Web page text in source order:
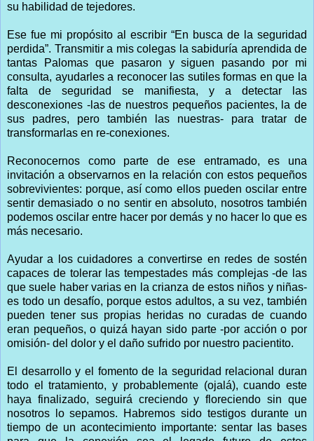
su habilidad de tejedores.
Ese fue mi propósito al escribir “En busca de la seguridad
perdida”. Transmitir a mis colegas la sabiduría aprendida de
tantas Palomas que pasaron y siguen pasando por mi
consulta, ayudarles a reconocer las sutiles formas en que la
falta de seguridad se manifiesta, y a detectar las
desconexiones -las de nuestros pequeños pacientes, la de
sus padres, pero también las nuestras- para tratar de
transformarlas en re-conexiones.
Reconocernos como parte de ese entramado, es una
invitación a observarnos en la relación con estos pequeños
sobrevivientes: porque, así como ellos pueden oscilar entre
sentir demasiado o no sentir en absoluto, nosotros también
podemos oscilar entre hacer por demás y no hacer lo que es
más necesario.
Ayudar a los cuidadores a convertirse en redes de sostén
capaces de tolerar las tempestades más complejas -de las
que suele haber varias en la crianza de estos niños y niñas-
es todo un desafío, porque estos adultos, a su vez, también
pueden tener sus propias heridas no curadas de cuando
eran pequeños, o quizá hayan sido parte -por acción o por
omisión- del dolor y el daño sufrido por nuestro pacientito.
El desarrollo y el fomento de la seguridad relacional duran
todo el tratamiento, y probablemente (ojalá), cuando este
haya finalizado, seguirá creciendo y floreciendo sin que
nosotros lo sepamos. Habremos sido testigos durante un
tiempo de un acontecimiento importante: sentar las bases